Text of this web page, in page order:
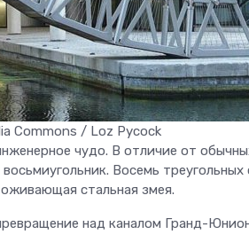
Commons / Loz Pycock
чудо. В отличие от
Восемь треугольных
стальная змея.
над каналом Гранд-